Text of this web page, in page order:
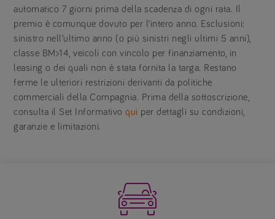
automatico 7 giorni prima della scadenza di ogni rata. Il
premio è comunque dovuto per l’intero anno. Esclusioni:
sinistro nell’ultimo anno (o più sinistri negli ultimi 5 anni),
classe BM>14, veicoli con vincolo per finanziamento, in
leasing o dei quali non è stata fornita la targa. Restano
ferme le ulteriori restrizioni derivanti da politiche
commerciali della Compagnia. Prima della sottoscrizione,
consulta il Set Informativoqui per dettagli su condizioni,
garanzie e limitazioni.
